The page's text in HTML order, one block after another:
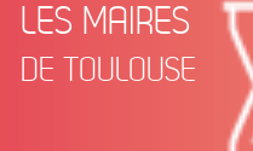
LES MAIRES
DE TOULOUSE